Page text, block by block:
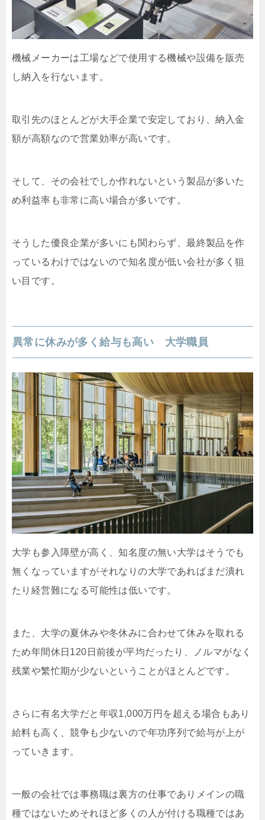
機械メーカーは工場などで使用する機械や設備を販売
し納入を行ないます。
取引先のほとんどが大手企業で安定しており、納入金
額が高額なので営業効率が高いです。
そして、その会社でしか作れないという製品が多いた
め利益率も非常に高い場合が多いです。
そうした優良企業が多いにも関わらず、最終製品を作
っているわけではないので知名度が低い会社が多く狙
い目です。
異常に休みが多く給与も高い 大学職員
大学も参入障壁が高く、知名度の無い大学はそうでも
無くなっていますがそれなりの大学であればまだ潰れ
たり経営難になる可能性は低いです。
また、大学の夏休みや冬休みに合わせて休みを取れる
ため年間休日120日前後が平均だったり、ノルマがなく
残業や繁忙期が少ないということがほとんどです。
さらに有名大学だと年収1,000万円を超える場合もあり
給料も高く、競争も少ないので年功序列で給与が上が
っていきます。
一般の会社では事務職は裏方の仕事でありメインの職
種ではないためそれほど多くの人が付ける職種ではあ